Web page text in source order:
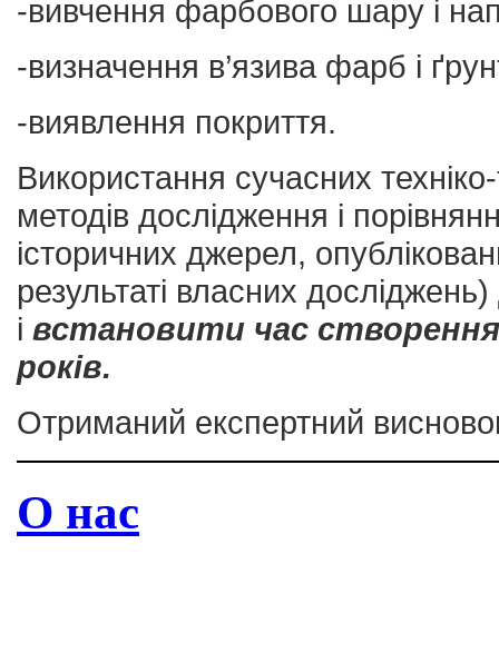
-вивчення фарбового шару і
-визначення в’язива фарб і
-виявлення покриття.
Використання сучасних техніко-
методів дослідження і
історичних джерел,
результаті власних
і встановити час
років.
Отриманий експертний
О нас